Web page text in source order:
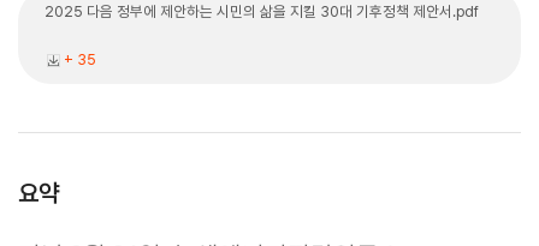
2025 다음 정부에 제안하는 시민의 삶을 지킬 30대 기후정책 제안서.pdf
+ 35
요약